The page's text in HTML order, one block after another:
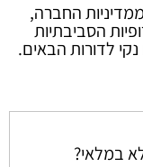
החברה,
הסביבתיות
לדורות הבאים.
במלאי?